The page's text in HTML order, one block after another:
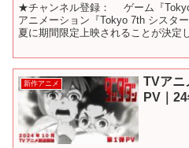
★チャンネル登録： ゲーム『
アニメーション『Tokyo 7th シスタ
夏に期間限定上映されることが決定
新作アニメ
TVアニ
PV｜